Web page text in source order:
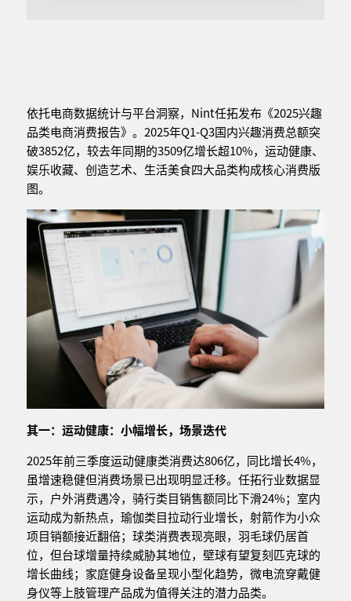
依托电商数据统计与平台洞察，Nint任拓发布《2025兴趣
品类电商消费报告》。2025年Q1-Q3国内兴趣消费总额突
破3852亿，较去年同期的3509亿增长超10%，运动健康、
娱乐收藏、创造艺术、生活美食四大品类构成核心消费版
图。
其一：运动健康：小幅增长，场景迭代
2025年前三季度运动健康类消费达806亿，同比增长4%，
虽增速稳健但消费场景已出现明显迁移。任拓行业数据显
示，户外消费遇冷，骑行类目销售额同比下滑24%；室内
运动成为新热点，瑜伽类目拉动行业增长，射箭作为小众
项目销额接近翻倍；球类消费表现亮眼，羽毛球仍居首
位，但台球增量持续威胁其地位，壁球有望复刻匹克球的
增长曲线；家庭健身设备呈现小型化趋势，微电流穿戴健
身仪等上肢管理产品成为值得关注的潜力品类。